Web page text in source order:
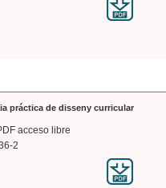
práctica de disseny curricular
acceso libre
2